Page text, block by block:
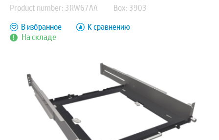
Product number: 3RW67AA Box: 3903
На складе
В избранное К сравнению